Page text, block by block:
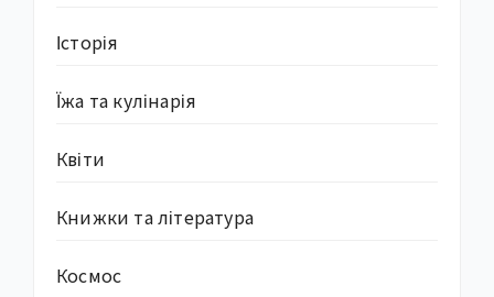
Історія
Їжа та кулінарія
Квіти
Книжки та література
Космос